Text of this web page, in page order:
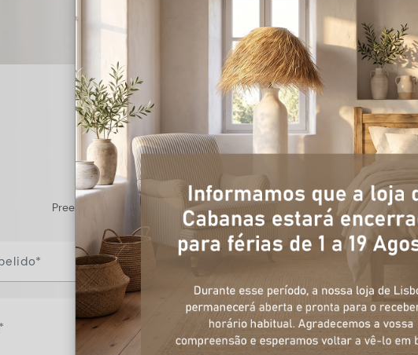
+
Preencha o formulário, e num curto espaço de tempo, temos